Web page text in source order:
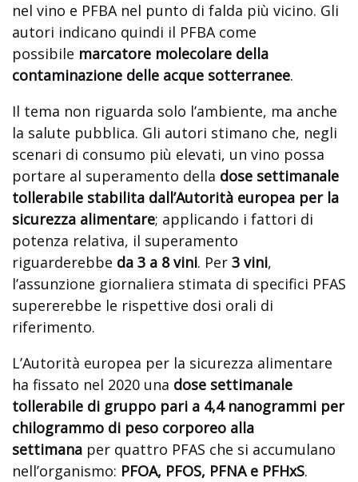
nel vino e PFBA nel punto di falda più vicino. Gli
autori indicano quindi il PFBA come
possibile marcatore molecolare della
contaminazione delle acque sotterranee.
Il tema non riguarda solo l’ambiente, ma anche
la salute pubblica. Gli autori stimano che, negli
scenari di consumo più elevati, un vino possa
portare al superamento della dose settimanale
tollerabile stabilita dall’Autorità europea per la
sicurezza alimentare; applicando i fattori di
potenza relativa, il superamento
riguarderebbe da 3 a 8 vini. Per 3 vini,
l’assunzione giornaliera stimata di specifici PFAS
supererebbe le rispettive dosi orali di
riferimento.
L’Autorità europea per la sicurezza alimentare
ha fissato nel 2020 una dose settimanale
tollerabile di gruppo pari a 4,4 nanogrammi per
chilogrammo di peso corporeo alla
settimana per quattro PFAS che si accumulano
nell’organismo: PFOA, PFOS, PFNA e PFHxS.